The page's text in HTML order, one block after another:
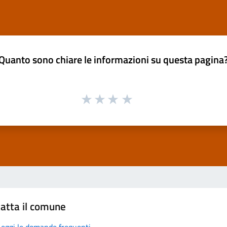
sono chiare le informazioni su questa
il comune